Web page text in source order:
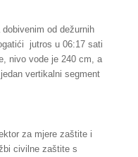
od dežurnih
jutros u 06:17 sati
nivo vode je 240 cm, a
vertikalni segment
za mjere zaštite i
civilne zaštite s